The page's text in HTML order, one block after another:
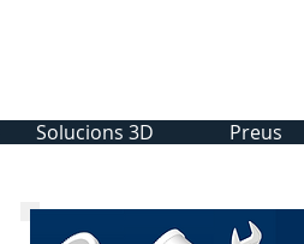
Solucions 3D Preus